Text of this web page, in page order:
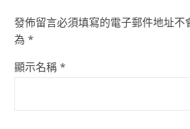
發佈留言必須填寫的電子郵件地址不
為 *
顯示名稱 *